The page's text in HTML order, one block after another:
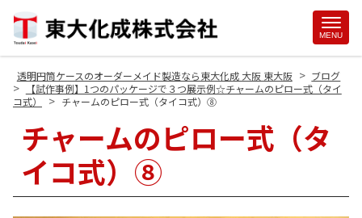
MENU
透明円筒ケースのオーダーメイド製造なら東大化成 大阪 東大阪 > ブログ
>
【試作事例】1つのパッケージで３つ展示例☆チャームのピロー式（タイ
コ式）
> チャームのピロー式（タイコ式）⑧
チャームのピロー式（タ
イコ式）⑧
Site
Footer